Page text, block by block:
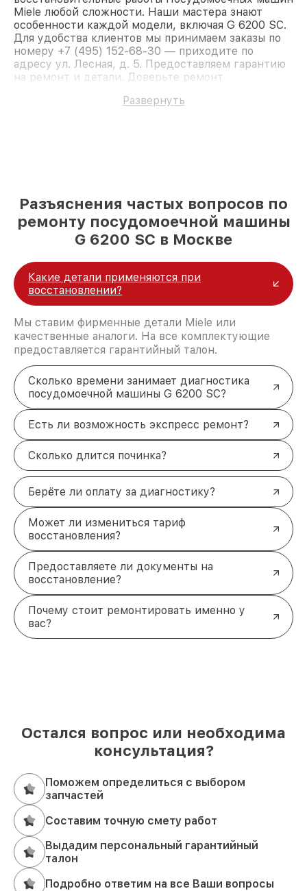
Miele любой сложности. Наши мастера знают
особенности каждой модели, включая G 6200 SC.
Для удобства клиентов мы принимаем заказы по
номеру +7 (495) 152-68-30 — приходите по
адресу ул. Лесная, д. 5. Предоставляем гарантию
на ремонт и детали. Доверьте ремонт
Развернуть
Разъяснения частых вопросов по
ремонту посудомоечной машины
G 6200 SC в Москве
Какие детали применяются при
восстановлении?
Мы ставим фирменные детали Miele или
качественные аналоги. На все комплектующие
предоставляется гарантийный талон.
Сколько времени занимает диагностика
посудомоечной машины G 6200 SC?
Есть ли возможность экспресс ремонт?
Сколько длится починка?
Берёте ли оплату за диагностику?
Может ли измениться тариф
восстановления?
Предоставляете ли документы на
восстановление?
Почему стоит ремонтировать именно у
вас?
Остался вопрос или необходима
консультация?
Поможем определиться с выбором
запчастей
Составим точную смету работ
Выдадим персональный гарантийный
талон
Подробно ответим на все Ваши вопросы